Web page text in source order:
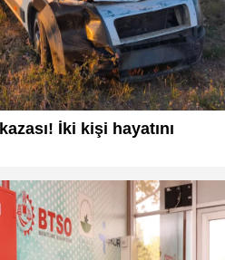
İki kişi hayatını